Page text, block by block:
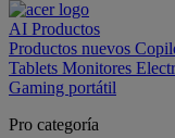
AI Productos
Productos nuevos
Tablets Monitores
Gaming portátil
Pro categoría